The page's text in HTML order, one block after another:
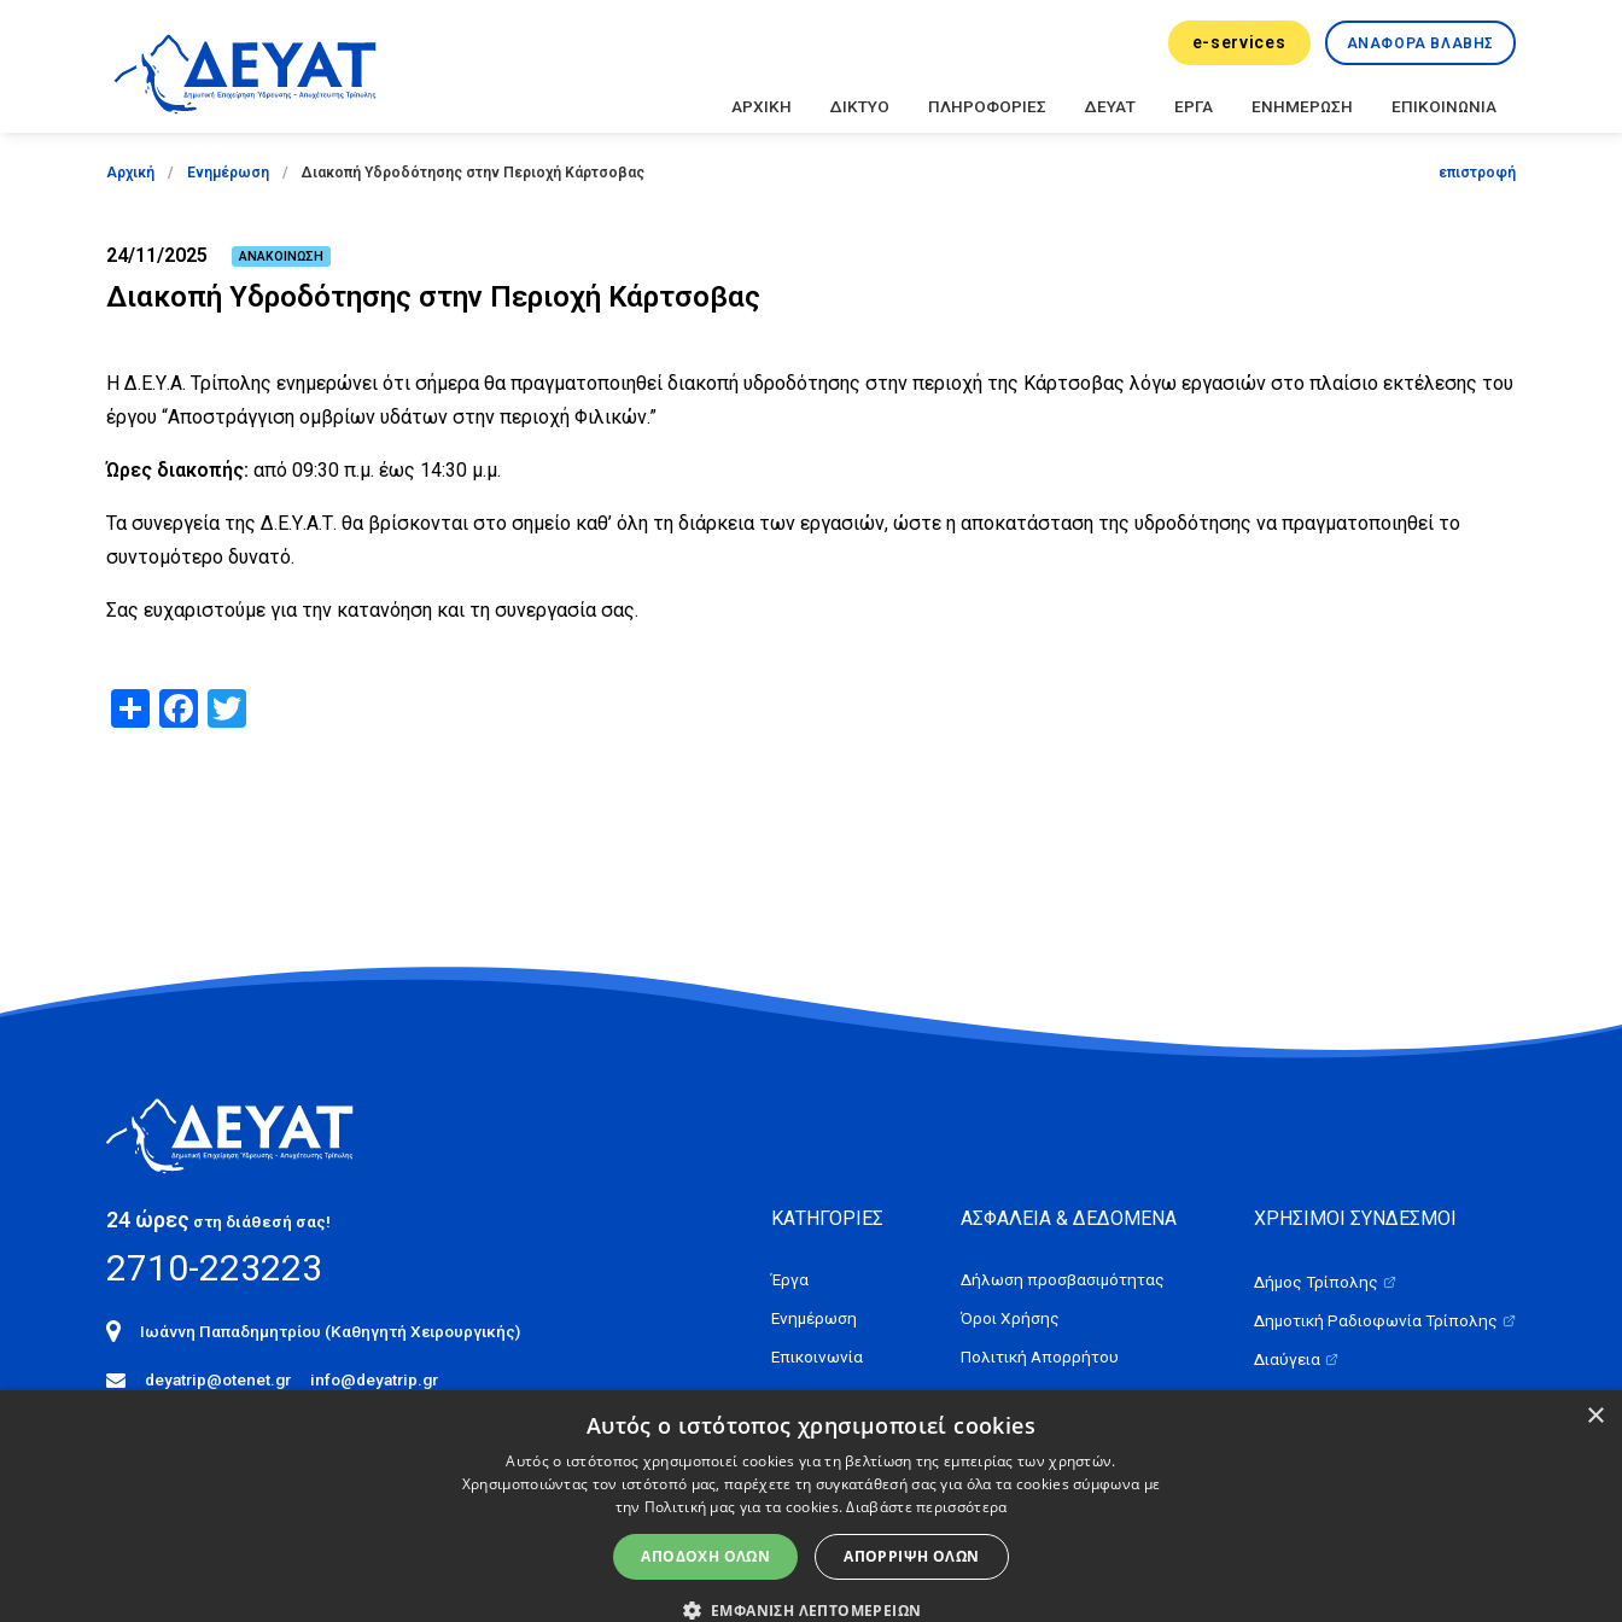
e-services ΑΝΑΦΟΡΑ ΒΛΑΒΗΣ
πλοήγηση
ΑΡΧΙΚΗ ΔΙΚΤΥΟ ΠΛΗΡΟΦΟΡΙΕΣ ΔΕΥΑΤ ΕΡΓΑ ΕΝΗΜΕΡΩΣΗ ΕΠΙΚΟΙΝΩΝΙΑ
Breadcrumb
Αρχική Ενημέρωση Διακοπή Υδροδότησης στην Περιοχή Κάρτσοβας επιστροφή
24/11/2025 ΑΝΑΚΟΙΝΩΣΗ
Διακοπή Υδροδότησης στην Περιοχή Κάρτσοβας
Η Δ.Ε.Υ.Α. Τρίπολης ενημερώνει ότι σήμερα θα πραγματοποιηθεί διακοπή υδροδότησης στην περιοχή της Κάρτσοβας λόγω εργασιών στο πλαίσιο εκτέλεσης του
έργου “Αποστράγγιση ομβρίων υδάτων στην περιοχή Φιλικών.”
Ώρες διακοπής: από 09:30 π.μ. έως 14:30 μ.μ.
Τα συνεργεία της Δ.Ε.Υ.Α.Τ. θα βρίσκονται στο σημείο καθ’ όλη τη διάρκεια των εργασιών, ώστε η αποκατάσταση της υδροδότησης να πραγματοποιηθεί το
συντομότερο δυνατό.
Σας ευχαριστούμε για την κατανόηση και τη συνεργασία σας.
ShareFacebook
24 ώρες στη διάθεσή σας!
2710-223223
Ιωάννη Παπαδημητρίου (Καθηγητή Χειρουργικής)
deyatrip@otenet.gr info@deyatrip.gr
ΚΑΤΗΓΟΡΙΕΣ
Έργα
Ενημέρωση
Επικοινωνία
ΑΣΦΑΛΕΙΑ & ΔΕΔΟΜΕΝΑ
Δήλωση προσβασιμότητας
Όροι Χρήσης
Πολιτική Απορρήτου
ΧΡΗΣΙΜΟΙ ΣΥΝΔΕΣΜΟΙ
Δήμος Τρίπολης
Δημοτική Ραδιοφωνία Τρίπολης
Διαύγεια
×
Αυτός ο ιστότοπος χρησιμοποιεί cookies
Αυτός ο ιστότοπος χρησιμοποιεί cookies για τη βελτίωση της εμπειρίας των χρηστών.
Χρησιμοποιώντας τον ιστότοπό μας, παρέχετε τη συγκατάθεσή σας για όλα τα cookies σύμφωνα με
την Πολιτική μας για τα cookies.Διαβάστε περισσότερα
ΑΠΟΔΟΧΉ ΌΛΩΝ ΑΠΌΡΡΙΨΗ ΌΛΩΝ
ΕΜΦΆΝΙΣΗ ΛΕΠΤΟΜΕΡΕΙΏΝ